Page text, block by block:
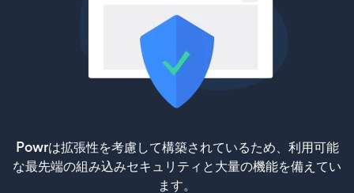
Powrは拡張性を考慮して構築されているため、利用可能
な最先端の組み込みセキュリティと大量の機能を備えてい
ます。